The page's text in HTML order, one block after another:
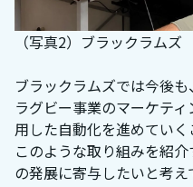
（写真2）ブラックラム
ブラックラムズでは今後も
ラグビー事業のマーケテ
用した自動化を進めていく
このような取り組みを紹
の発展に寄与したいと考え